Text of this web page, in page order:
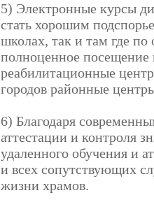
5) Электронные курсы
стать хорошим
школах, так и там где
полноценное посещение
реабилитационные
городов районные
6) Благодаря
аттестации и контроля
удаленного обучения и
и всех сопутствующих
жизни храмов.